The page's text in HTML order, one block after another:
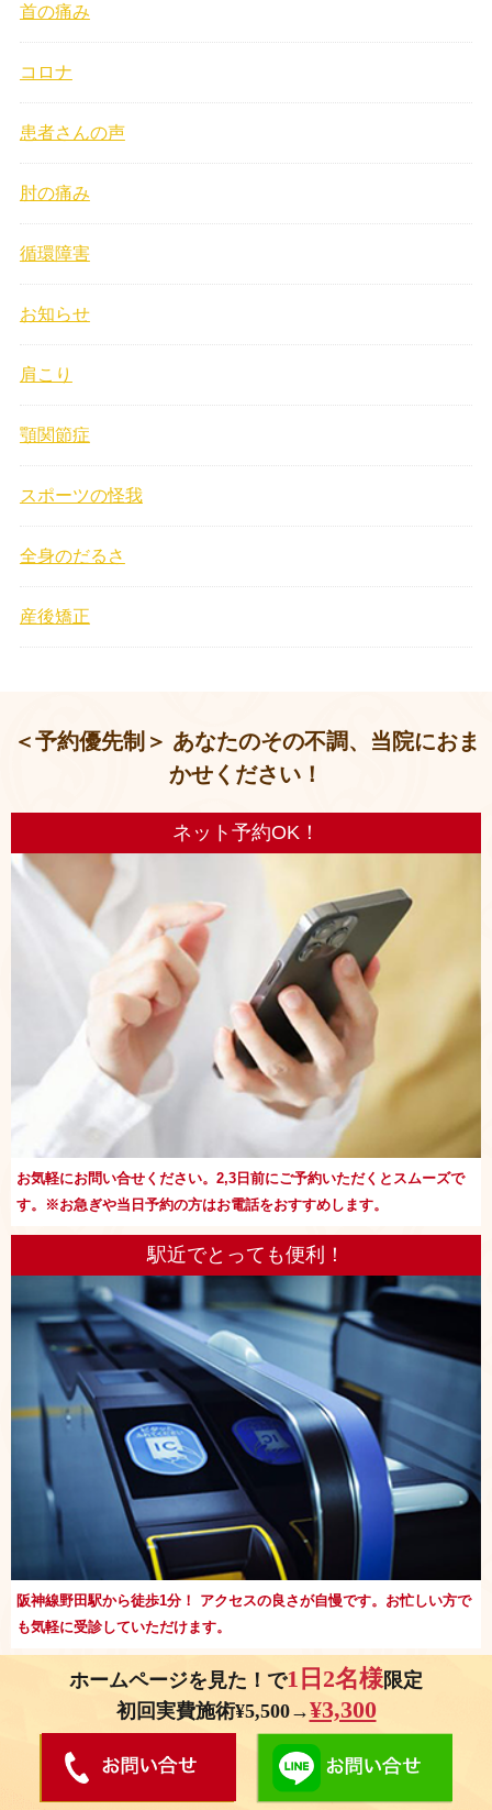
首の痛み
コロナ
患者さんの声
肘の痛み
循環障害
お知らせ
肩こり
顎関節症
スポーツの怪我
全身のだるさ
産後矯正
＜予約優先制＞ あなたのその不調、当院におま
かせください！
ネット予約OK！
お気軽にお問い合せください。2,3日前にご予約いただくとスムーズで
す。※お急ぎや当日予約の方はお電話をおすすめします。
駅近でとっても便利！
阪神線野田駅から徒歩1分！ アクセスの良さが自慢です。お忙しい方で
も気軽に受診していただけます。
キッズルーム・ベビーベッド完備 !
ホームページを見た！で1日2名様限定
初回実費施術¥5,500→¥3,300